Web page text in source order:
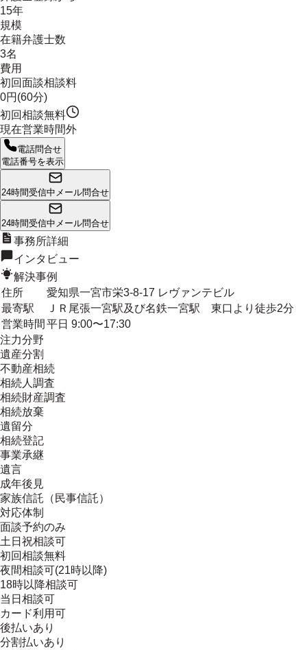
15年
規模
在籍弁護士数
3名
費用
初回面談相談料
0円(60分)
初回相談無料
現在営業時間外
電話問合せ
電話番号を表示
24時間受信中 メール問合せ
24時間受信中 メール問合せ
事務所詳細
インタビュー
解決事例
住所
愛知県一宮市栄3-8-17 レヴァンテビル
最寄駅
ＪＲ尾張一宮駅及び名鉄一宮駅 東口より徒歩2分
営業時間 平日 9:00〜17:30
注力分野
遺産分割
不動産相続
相続人調査
相続財産調査
相続放棄
遺留分
相続登記
事業承継
遺言
成年後見
家族信託（民事信託）
対応体制
面談予約のみ
土日祝相談可
初回相談無料
夜間相談可(21時以降)
18時以降相談可
当日相談可
カード利用可
後払いあり
分割払いあり